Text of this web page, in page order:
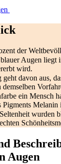
der
Augen liegt
wird.
davon aus,
ein Mensch
Pigments Melanin
wurden
Augen